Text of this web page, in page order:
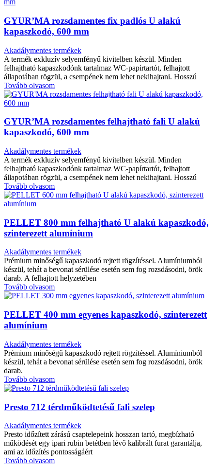
GYUR’MA rozsdamentes fix padlós U alakú
kapaszkodó, 600 mm
Akadálymentes termékek
A termék exkluzív selyemfényű kivitelben készül. Minden
felhajtható kapaszkodónk tartalmaz WC-papírtartót, felhajtott
állapotában rögzül, a csempének nem lehet nekihajtani. Hosszú
Tovább olvasom
GYUR’MA rozsdamentes felhajtható fali U alakú
kapaszkodó, 600 mm
Akadálymentes termékek
A termék exkluzív selyemfényű kivitelben készül. Minden
felhajtható kapaszkodónk tartalmaz WC-papírtartót, felhajtott
állapotában rögzül, a csempének nem lehet nekihajtani. Hosszú
Tovább olvasom
PELLET 800 mm felhajtható U alakú kapaszkodó,
szinterezett alumínium
Akadálymentes termékek
Prémium minőségű kapaszkodó rejtett rögzítéssel. Alumíniumból
készül, tehát a bevonat sérülése esetén sem fog rozsdásodni, örök
darab. A felhajtott helyzetében
Tovább olvasom
PELLET 400 mm egyenes kapaszkodó, szinterezett
alumínium
Akadálymentes termékek
Prémium minőségű kapaszkodó rejtett rögzítéssel. Alumíniumból
készül, tehát a bevonat sérülése esetén sem fog rozsdásodni, örök
darab.
Tovább olvasom
Presto 712 térdműködtetésű fali szelep
Akadálymentes termékek
Presto időzített zárású csaptelepeink hosszan tartó, megbízható
működését egy ipari rubin betétben lévő kalibrált furat garantálja,
ami az időzítés pontosságáért
Tovább olvasom